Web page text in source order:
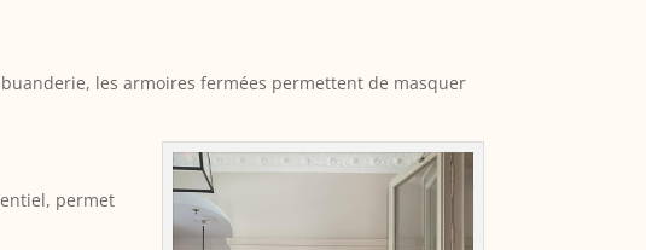
les armoires fermées permettent de masquer
permet